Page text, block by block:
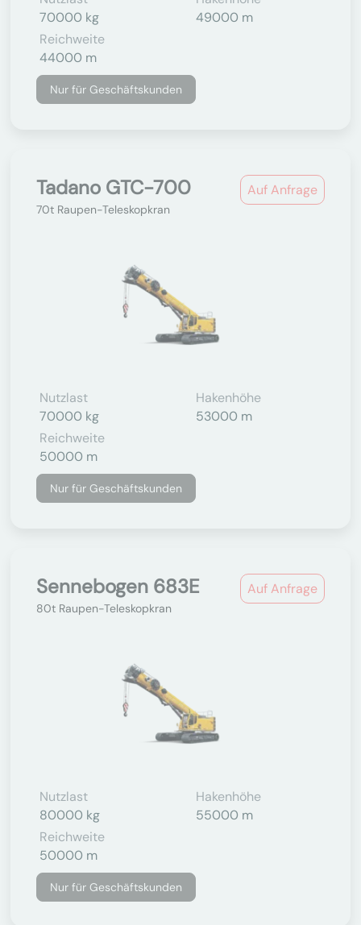
70000 kg
49000 m
Reichweite
44000 m
Nur für Geschäftskunden
Auf Anfrage
Tadano GTC-700
70t Raupen-Teleskopkran
Nutzlast
70000 kg
Hakenhöhe
53000 m
Reichweite
50000 m
Nur für Geschäftskunden
Auf Anfrage
Sennebogen 683E
80t Raupen-Teleskopkran
Nutzlast
80000 kg
Hakenhöhe
55000 m
Reichweite
50000 m
Nur für Geschäftskunden